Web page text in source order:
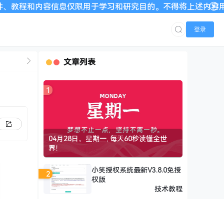
息仅限用于学习和研究目的。不得将上述内容用于商业或
登录
文章列表
1
04月28日，星期一, 每天60秒读懂全世
界！
2
小笑授权系统最新V3.8.0免授
权版
技术教程